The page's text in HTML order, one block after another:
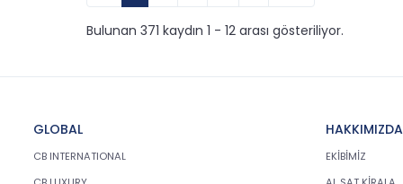
Bulunan 371 kaydın 1 - 12 arası gösteriliyor.
GLOBAL
CB INTERNATIONAL
HAKKIMIZDA
EKİBİMİZ